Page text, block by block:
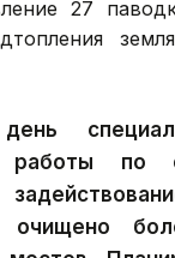
27
работы по